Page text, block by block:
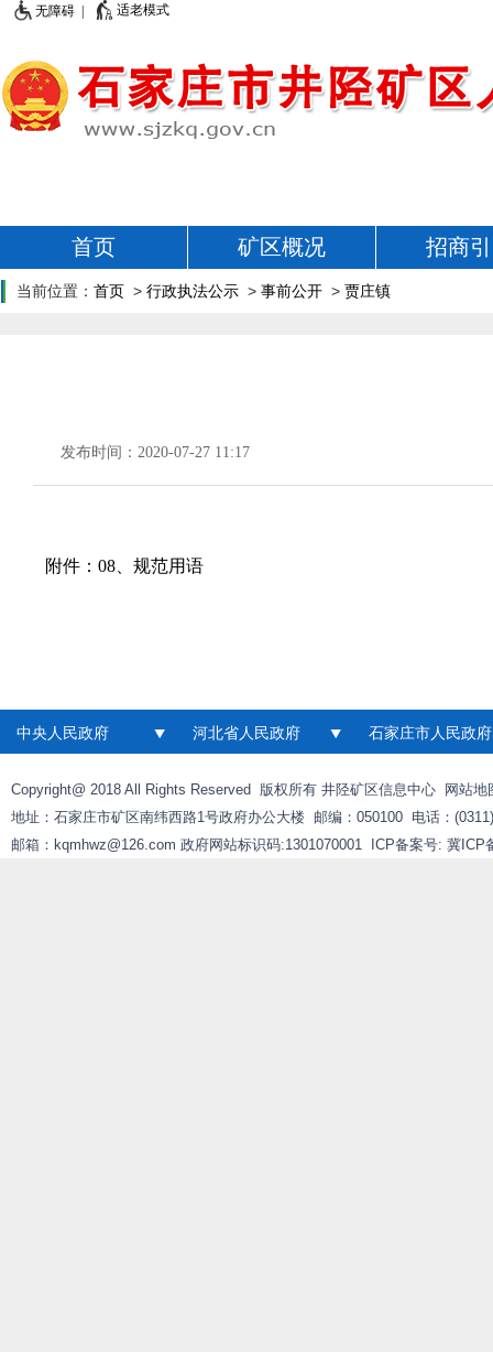
无障碍 | 适老模式
首页 矿区概况 招商
当前位置： 首页 > 行政执法公示 > 事前公开 > 贾庄镇
发布时间：2020-07-27 11:17
附件：08、规范用语